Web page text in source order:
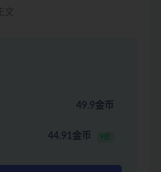
49.9金币
44.91金币 9折